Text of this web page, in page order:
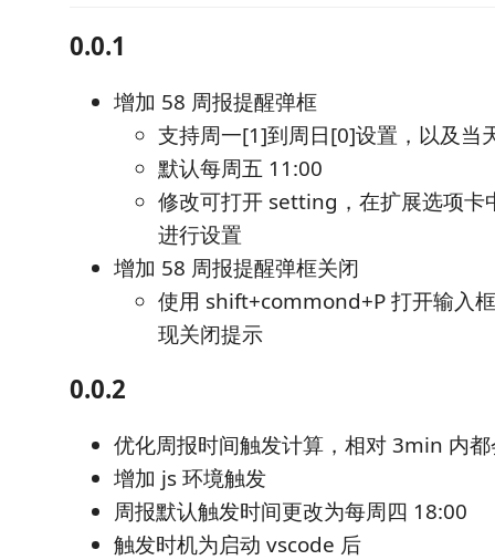
0.0.1
增加 58 周报提醒弹框
支持周一[1]到周日[0]设置，以及当
默认每周五 11:00
修改可打开 setting，在扩展选项
进行设置
增加 58 周报提醒弹框关闭
使用 shift+commond+P 打开输入
现关闭提示
0.0.2
优化周报时间触发计算，相对 3min 内
增加 js 环境触发
周报默认触发时间更改为每周四 18:00
触发时机为启动 vscode 后